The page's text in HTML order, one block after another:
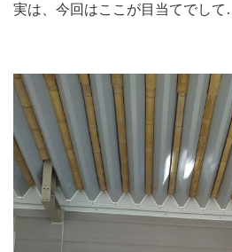
実は、今回はここが目当てでし